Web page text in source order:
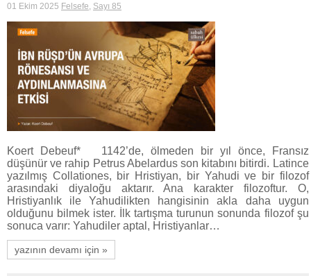
01 Ekim 2025 Felsefe, Sayı 85
Koert Debeuf* 1142’de, ölmeden bir yıl önce, Fransız
düşünür ve rahip Petrus Abelardus son kitabını bitirdi. Latince
yazılmış Collationes, bir Hristiyan, bir Yahudi ve bir filozof
arasındaki diyaloğu aktarır. Ana karakter filozoftur. O,
Hristiyanlık ile Yahudilikten hangisinin akla daha uygun
olduğunu bilmek ister. İlk tartışma turunun sonunda filozof şu
sonuca varır: Yahudiler aptal, Hristiyanlar…
yazının devamı için »